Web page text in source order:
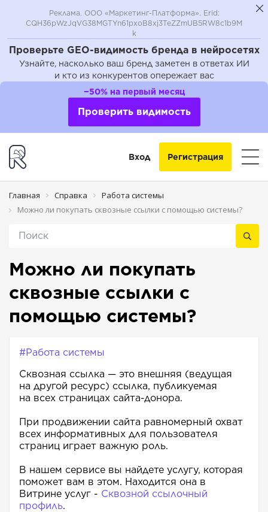
Проверьте GEO-видимость бренда в нейросетях
Узнайте, насколько ваш бренд заметен в ответах ИИ
и кто из конкурентов опережает вас
Реклама. ООО «Маркетинг-Платформа». Erid:
CQH36pWzJqVG38MGTYn61pxoB8xj3TeZZmUB5RW8c1b9M
k
−50% на первый месяц
Проверить видимость
Вход Регистрация
Главная Справка
Работа системы
Можно ли покупать сквозные ссылки с помощью системы?
Можно ли покупать
сквозные ссылки с
помощью системы?
#Работа системы
Сквозная ссылка — это внешняя (ведущая
на другой ресурс) ссылка, публикуемая
на всех страницах сайта-донора.
При продвижении сайта равномерный охват
всех информативных для пользователя
страниц играет важную роль.
В нашем сервисе вы найдете услугу, которая
поможет вам в этом. Находится она в
Витрине услуг - Сквозной ссылочный
профиль.